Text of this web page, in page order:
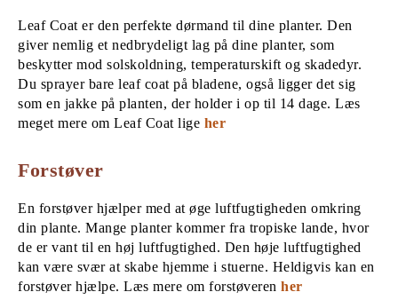
Leaf Coat er den perfekte dørmand til dine planter. Den
giver nemlig et nedbrydeligt lag på dine planter, som
beskytter mod solskoldning, temperaturskift og skadedyr.
Du sprayer bare leaf coat på bladene, også ligger det sig
som en jakke på planten, der holder i op til 14 dage. Læs
meget mere om Leaf Coat lige her
Forstøver
En forstøver hjælper med at øge luftfugtigheden omkring
din plante. Mange planter kommer fra tropiske lande, hvor
de er vant til en høj luftfugtighed. Den høje luftfugtighed
kan være svær at skabe hjemme i stuerne. Heldigvis kan en
forstøver hjælpe. Læs mere om forstøveren her